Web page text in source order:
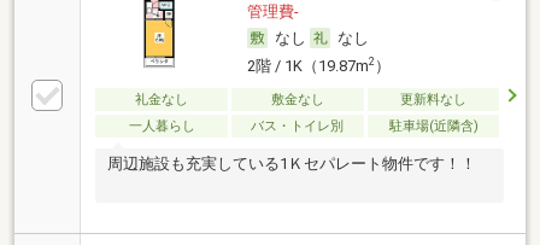
管理費-
なし
なし
2階 / 1K（19.87m2）
礼金なし 敷金なし
更新料なし
一人暮らし
バス・トイレ別 駐車場(近隣含)
周辺施設も充実している1Ｋセパレート物件です！！